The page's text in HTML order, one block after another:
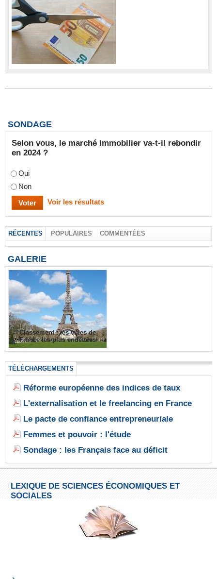
SONDAGE
Selon vous, le marché immobilier va-t-il rebondir
en 2024 ?
Oui
Non
Voir les résultats
RÉCENTES POPULAIRES COMMENTÉES
GALERIE
Classement : les villes de
France les plus endettées
TÉLÉCHARGEMENTS
Réforme européenne des indices de taux
L'externalisation et le freelancing en France
Le pacte de confiance entrepreneuriale
Femmes et pouvoir : l'étude
Sondage : les Français face au déficit
LEXIQUE DE SCIENCES ÉCONOMIQUES ET
SOCIALES